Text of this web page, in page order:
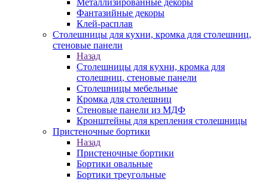
Металлизированные декоры
Фантазийные декоры
Клей-расплав
Столешницы для кухни, кромка для столешниц,
стеновые панели
Назад
Столешницы для кухни, кромка для
столешниц, стеновые панели
Столешницы мебельные
Кромка для столешниц
Стеновые панели из МДФ
Кронштейны для крепления столешницы
Пристеночные бортики
Назад
Пристеночные бортики
Бортики овальные
Бортики треугольные